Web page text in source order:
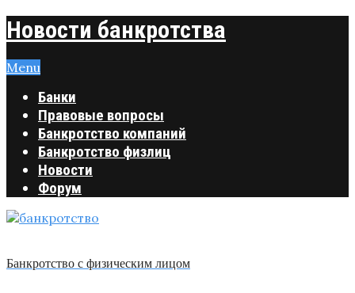
Новости банкротства
Menu
Банки
Правовые вопросы
Банкротство компаний
Банкротство физлиц
Новости
Форум
Банкротство с физическим лицом